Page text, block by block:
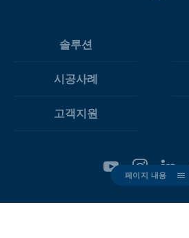
솔루션
시공사례
고객지원
페이지 내용